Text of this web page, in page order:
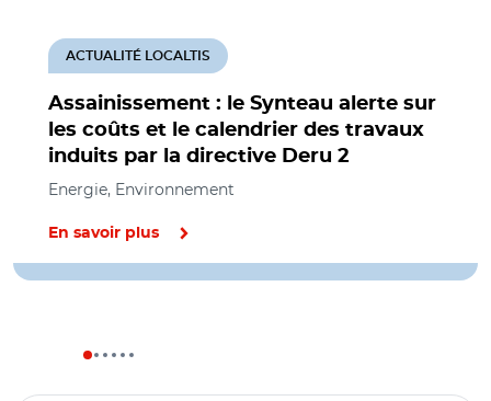
Assainissement : le Synteau alerte sur
les coûts et le calendrier des travaux
induits par la directive Deru 2
ACTUALITÉ LOCALTIS
Energie, Environnement
En savoir plus